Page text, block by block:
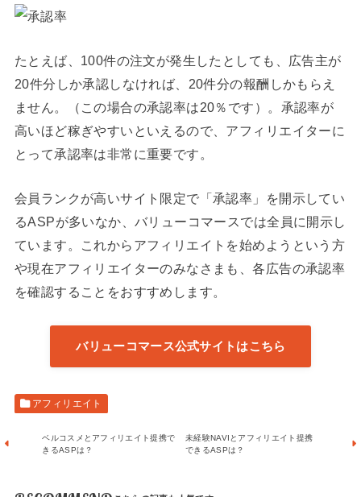
たとえば、100件の注文が発生したとしても、広告主が
20件分しか承認しなければ、20件分の報酬しかもらえ
ません。（この場合の承認率は20％です）。承認率が
高いほど稼ぎやすいといえるので、アフィリエイターに
とって承認率は非常に重要です。
会員ランクが高いサイト限定で「承認率」を開示してい
るASPが多いなか、バリューコマースでは全員に開示し
ています。これからアフィリエイトを始めようという方
や現在アフィリエイターのみなさまも、各広告の承認率
を確認することをおすすめします。
バリューコマース公式サイトはこちら
アフィリエイト
ベルコスメとアフィリエイト提携で
きるASPは？
未経験NAVIとアフィリエイト提携
できるASPは？